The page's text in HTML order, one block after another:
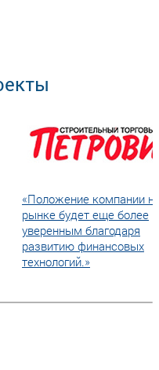
«Положение компании
рынке будет еще более
уверенным благодаря
развитию финансовых
технологий.»